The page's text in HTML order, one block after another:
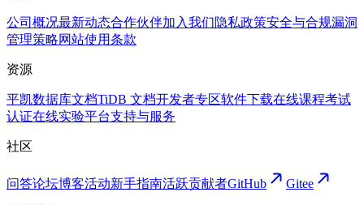
公司概况最新动态合作伙伴加入我们隐私政策安全与合规漏洞
管理策略网站使用条款
资源
平凯数据库文档TiDB 文档开发者专区软件下载在线课程考试
认证在线实验平台支持与服务
社区
问答论坛博客活动新手指南活跃贡献者GitHub Gitee